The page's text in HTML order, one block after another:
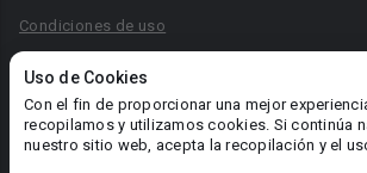
Uso de Cookies
Con el fin de proporcionar una mejor
recopilamos y utilizamos cookies. Si continúa
nuestro sitio web, acepta la recopilación y el
Condiciones de uso
Reglas para la publicación de libros
Área RR.PP.: pr@booknet.com